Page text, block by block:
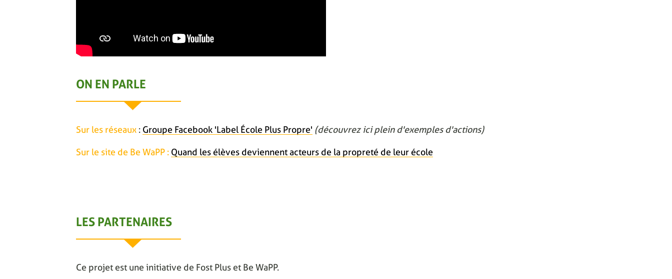
ON EN PARLE
Sur les réseaux : Groupe Facebook 'Label École Plus Propre' (découvrez ici plein d'exemples d'actions)
Sur le site de Be WaPP : Quand les élèves deviennent acteurs de la propreté de leur école
LES PARTENAIRES
Ce projet est une initiative de Fost Plus et Be WaPP.